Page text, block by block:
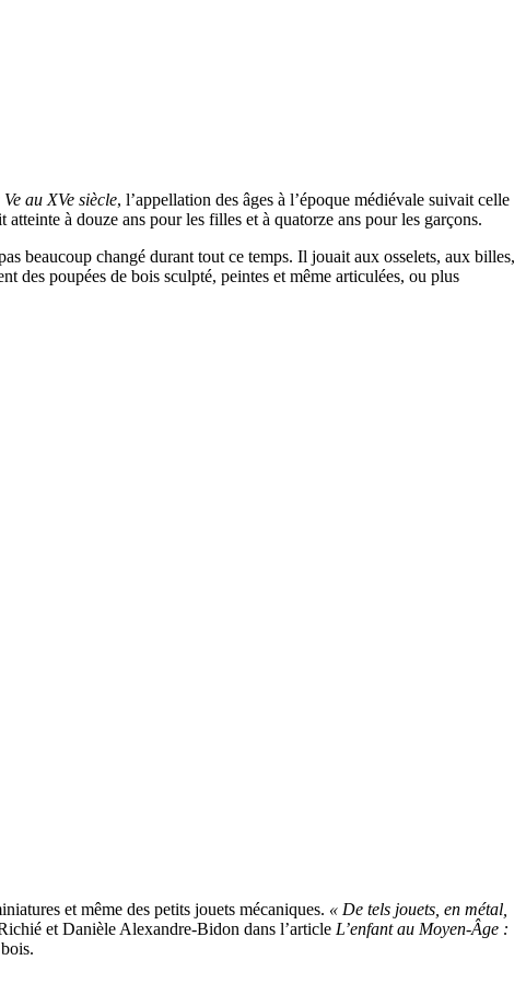
au XVe siècle, l’appellation des âges à l’époque médiévale suivait celle
à douze ans pour les filles et à quatorze ans pour les garçons.
beaucoup changé durant tout ce temps. Il jouait aux osselets, aux billes,
des poupées de bois sculpté, peintes et même articulées, ou plus
et même des petits jouets mécaniques. « De tels jouets, en métal,
et Danièle Alexandre-Bidon dans l’article L’enfant au Moyen-Âge :